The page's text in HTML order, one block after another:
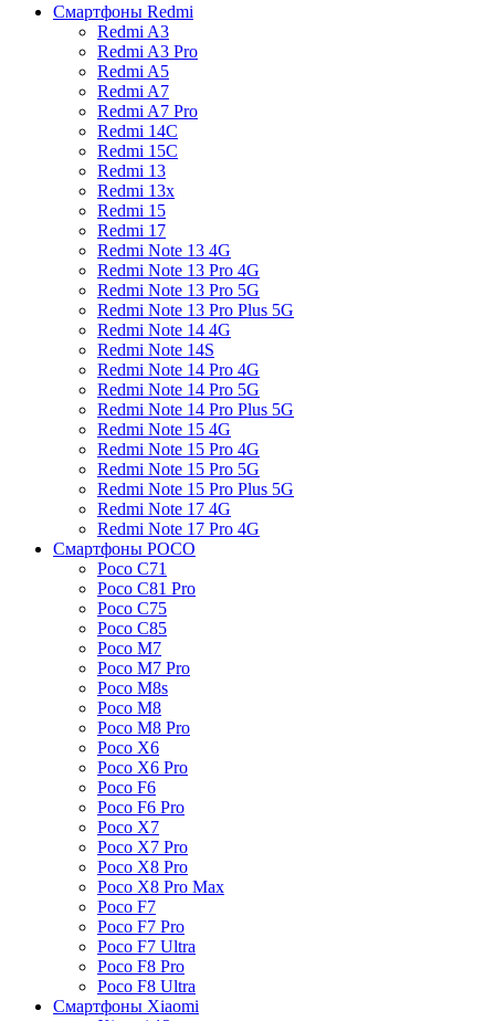
Смартфоны Redmi
Redmi A3
Redmi A3 Pro
Redmi A5
Redmi A7
Redmi A7 Pro
Redmi 14C
Redmi 15C
Redmi 13
Redmi 13x
Redmi 15
Redmi 17
Redmi Note 13 4G
Redmi Note 13 Pro 4G
Redmi Note 13 Pro 5G
Redmi Note 13 Pro Plus 5G
Redmi Note 14 4G
Redmi Note 14S
Redmi Note 14 Pro 4G
Redmi Note 14 Pro 5G
Redmi Note 14 Pro Plus 5G
Redmi Note 15 4G
Redmi Note 15 Pro 4G
Redmi Note 15 Pro 5G
Redmi Note 15 Pro Plus 5G
Redmi Note 17 4G
Redmi Note 17 Pro 4G
Смартфоны POCO
Poco C71
Poco C81 Pro
Poco C75
Poco C85
Poco M7
Poco M7 Pro
Poco M8s
Poco M8
Poco M8 Pro
Poco X6
Poco X6 Pro
Poco F6
Poco F6 Pro
Poco X7
Poco X7 Pro
Poco X8 Pro
Poco X8 Pro Max
Poco F7
Poco F7 Pro
Poco F7 Ultra
Poco F8 Pro
Poco F8 Ultra
Смартфоны Xiaomi